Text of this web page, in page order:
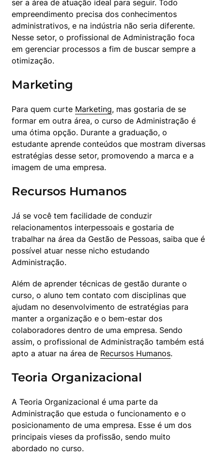
ser a área de atuação ideal para seguir. Todo
empreendimento precisa dos conhecimentos
administrativos, e na indústria não seria diferente.
Nesse setor, o profissional de Administração foca
em gerenciar processos a fim de buscar sempre a
otimização.
Marketing
Para quem curte Marketing, mas gostaria de se
formar em outra área, o curso de Administração é
uma ótima opção. Durante a graduação, o
estudante aprende conteúdos que mostram diversas
estratégias desse setor, promovendo a marca e a
imagem de uma empresa.
Recursos Humanos
Já se você tem facilidade de conduzir
relacionamentos interpessoais e gostaria de
trabalhar na área da Gestão de Pessoas, saiba que é
possível atuar nesse nicho estudando
Administração.
Além de aprender técnicas de gestão durante o
curso, o aluno tem contato com disciplinas que
ajudam no desenvolvimento de estratégias para
manter a organização e o bem-estar dos
colaboradores dentro de uma empresa. Sendo
assim, o profissional de Administração também está
apto a atuar na área de Recursos Humanos.
Teoria Organizacional
A Teoria Organizacional é uma parte da
Administração que estuda o funcionamento e o
posicionamento de uma empresa. Esse é um dos
principais vieses da profissão, sendo muito
abordado no curso.